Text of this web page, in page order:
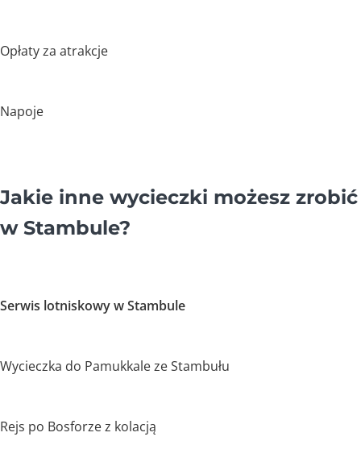
Opłaty za atrakcje
Napoje
Jakie inne wycieczki możesz zrobić
w Stambule?
Serwis lotniskowy w Stambule
Wycieczka do Pamukkale ze Stambułu
Rejs po Bosforze z kolacją